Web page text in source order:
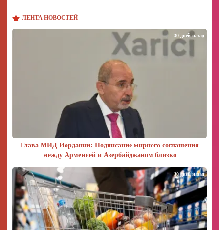
ЛЕНТА НОВОСТЕЙ
Глава МИД Иордании: Подписание мирного соглашения
между Арменией и Азербайджаном близко
30 дней назад
30 дней назад